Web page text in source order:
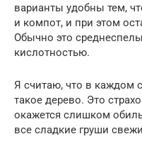
варианты удобны тем,
и компот, и при этом
Обычно это
кислотностью.
Я считаю, что в каждом
такое дерево. Это
окажется слишком
все сладкие груши